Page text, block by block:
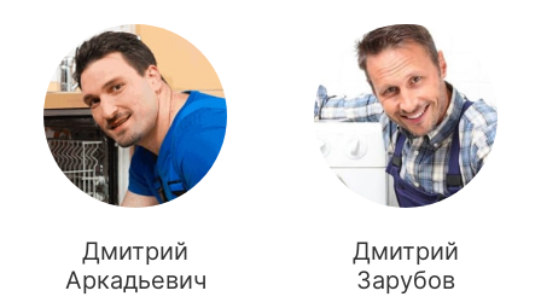
Дмитрий
Аркадьевич
Дмитрий
Зарубов